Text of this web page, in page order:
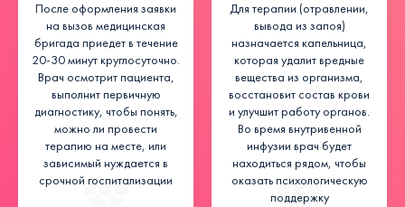
После оформления заявки
на вызов медицинская
бригада приедет в течение
20-30 минут круглосуточно.
Врач осмотрит пациента,
выполнит первичную
диагностику, чтобы понять,
можно ли провести
терапию на месте, или
зависимый нуждается в
срочной госпитализации
Для терапии (отравлении,
вывода из запоя)
назначается капельница,
которая удалит вредные
вещества из организма,
восстановит состав крови
и улучшит работу органов.
Во время внутривенной
инфузии врач будет
находиться рядом, чтобы
оказать психологическую
поддержку